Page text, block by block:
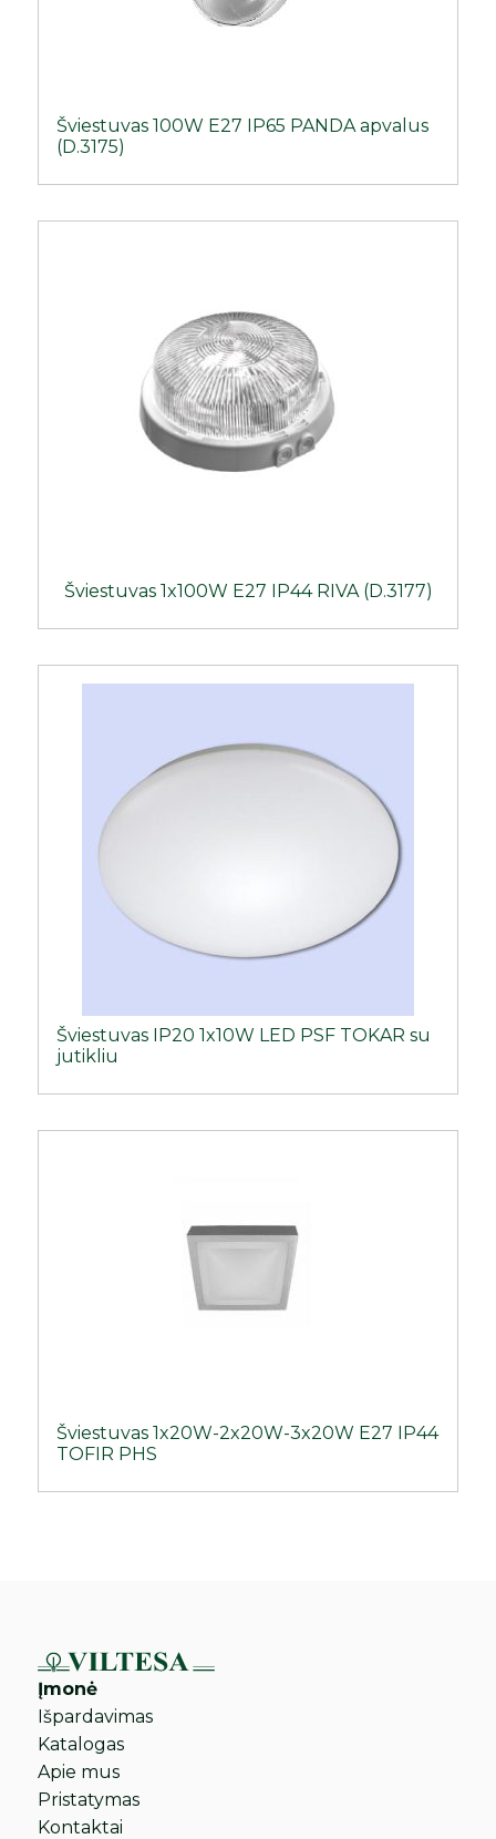
Šviestuvas 100W E27 IP65 PANDA apvalus
(D.3175)
Šviestuvas 1x100W E27 IP44 RIVA (D.3177)
Šviestuvas IP20 1x10W LED PSF TOKAR su
jutikliu
Šviestuvas 1x20W-2x20W-3x20W E27 IP44
TOFIR PHS
Įmonė
Išpardavimas
Katalogas
Apie mus
Pristatymas
Kontaktai